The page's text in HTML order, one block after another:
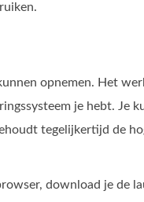
opnemen. Het
je hebt. Je
tegelijkertijd de
download je de